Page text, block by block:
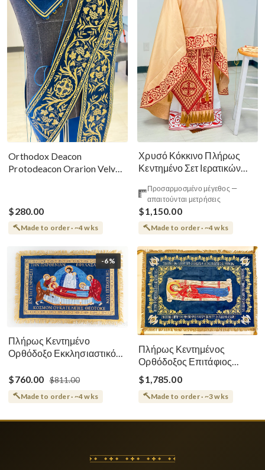
Orthodox Deacon
Protodeacon Orarion Velvet
$280.00
Made to order · ~4 wks
Χρυσό Κόκκινο Πλήρως
Κεντημένο Σετ Ιερατικών
Προσαρμοσμένο μέγεθος —
απαιτούνται μετρήσεις
$1,150.00
Made to order · ~4 wks
-6%
Πλήρως Κεντημένο
Ορθόδοξο Εκκλησιαστικό
Θεοτόκου
$760.00 $811.00
Made to order · ~4 wks
Πλήρως Κεντημένος
Ορθόδοξος Επιτάφιος
Κοίμησης
$1,785.00
Made to order · ~3 wks